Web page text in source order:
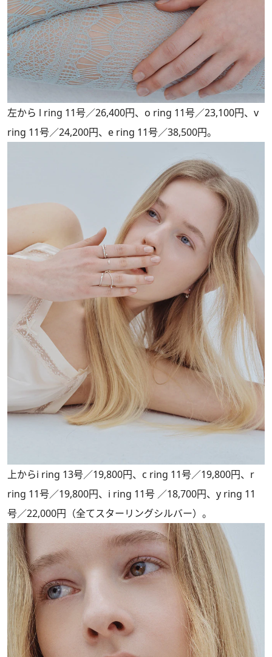
左から l ring 11号／26,400円、o ring 11号／23,100円、v
ring 11号／24,200円、e ring 11号／38,500円。
上からi ring 13号／19,800円、c ring 11号／19,800円、r
ring 11号／19,800円、i ring 11号 ／18,700円、y ring 11
号／22,000円（全てスターリングシルバー）。